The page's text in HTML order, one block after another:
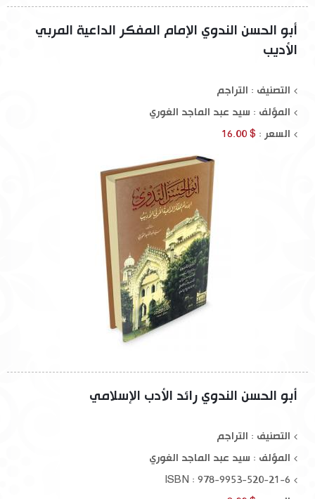
أبو الحسن الندوي الإمام المفكر الداعية المربي
الأديب
التصنيف : التراجم
المؤلف : سيد عبد الماجد الغوري
السعر : $ 16.00
أبو الحسن الندوي رائد الأدب الإسلامي
التصنيف : التراجم
المؤلف : سيد عبد الماجد الغوري
ISBN : 978-9953-520-21-6